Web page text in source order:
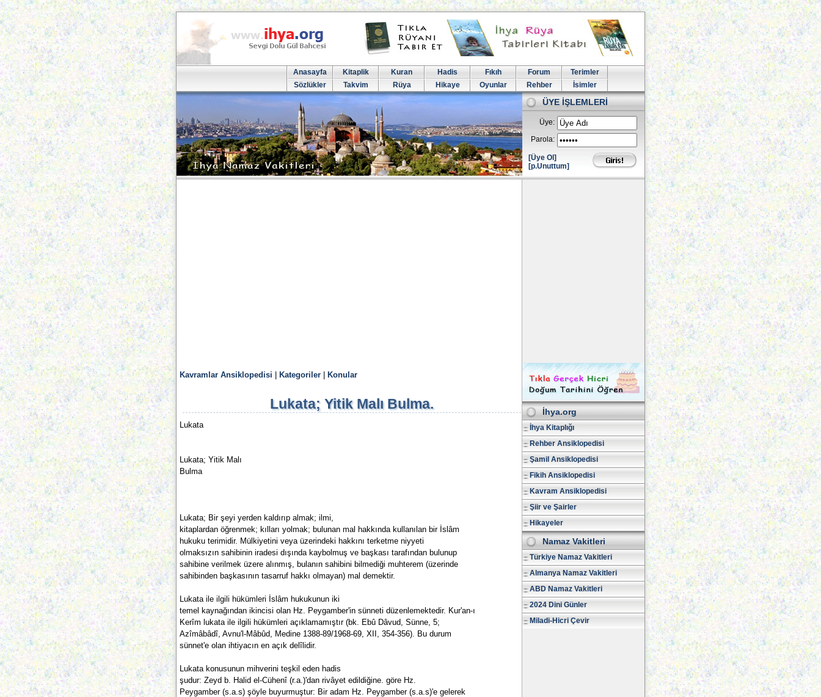
Anasayfa Kitaplik Kuran Hadis Fıkıh Forum
Terimler
Sözlükler
Takvim Rüya Hikaye Oyunlar Rehber İsimler
ÜYE İŞLEMLERİ
Üye:
Parola:
[Üye Ol]
[p.Unuttum]
Kavramlar Ansiklopedisi Kategoriler Konular
Lukata; Yitik Malı Bulma.
Lukata
Lukata; Yitik Malı
Bulma
Lukata; Bir şeyi yerden kaldırıp almak; ilmi,
kitaplardan öğrenmek; kılları yolmak; bulunan mal hakkında kullanılan bir İslâm
hukuku terimidir. Mülkiyetini veya üzerindeki hakkını terketme niyyeti
olmaksızın sahibinin iradesi dışında kaybolmuş ve başkası tarafından bulunup
sahibine verilmek üzere alınmış, bulanın sahibini bilmediği muhterem (üzerinde
sahibinden başkasının tasarruf hakkı olmayan) mal demektir.
Lukata ile ilgili hükümleri İslâm hukukunun iki
temel kaynağından ikincisi olan Hz. Peygamber'in sünneti düzenlemektedir. Kur'an-ı
Kerîm lukata ile ilgili hükümleri açıklamamıştır (bk. Ebû Dâvud, Sünne, 5;
Azîmâbâdî, Avnu'l-Mâbûd, Medine 1388-89/1968-69, XII, 354-356). Bu durum
sünnet'e olan ihtiyacın en açık delîlidir.
Lukata konusunun mihverini teşkil eden hadis
şudur: Zeyd b. Halid el-Cühenî (r.a.)'dan rivâyet edildiğine. göre Hz.
Peygamber (s.a.s) şöyle buyurmuştur: Bir adam Hz. Peygamber (s.a.s)'e gelerek
İhya.org
İhya Kitaplığı
Rehber Ansiklopedisi
Şamil Ansiklopedisi
Fikih Ansiklopedisi
Kavram Ansiklopedisi
Şiir ve Şairler
Hikayeler
Namaz Vakitleri
Türkiye Namaz Vakitleri
Almanya Namaz Vakitleri
ABD Namaz Vakitleri
2024 Dini Günler
Miladi-Hicri Çevir